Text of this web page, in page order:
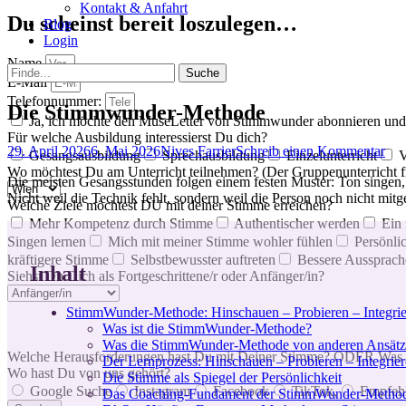
Kontakt & Anfahrt
Blog
Login
bei
der
Suche
Suche
nach:
Die Stimmwunder-Methode
Posted
on
29. April 20266. Mai 2026Autor
Nives FarrierSchreib einen Kommentar
Die meisten Gesangsstunden folgen einem festen Muster: Ton
Nicht weil die Technik fehlt, sondern weil die Person noch nicht
Inhalt
StimmWunder-Methode: Hinschauen – Probieren –
Was ist die StimmWunder-Methode?
Was die StimmWunder-Methode von anderen
Der Lernprozess: Hinschauen – Probieren –
Die Stimme als Spiegel der Persönlichkeit
Das Coaching-Fundament der StimmWunder-
Du scheinst bereit loszulegen…
Name
E-Mail
Telefonnummer:
Ja, ich möchte den MuseLetter von Stimmwunder abonnieren
Für welche Ausbildung interessierst Du dich?
Gesangsausbildung
Sprechausbildung Einzelunterricht
Wo möchtest Du am Unterricht teilnehmen? (Der Gruppenunterricht
Welche Ziele möchtest DU mit deiner Stimme erreichen?
Mehr Kompetenz durch Stimme
Authentischer werden Ein
Singen lernen
Mich mit meiner Stimme wohler fühlen
kräftigere Stimme
Selbstbewusster auftreten
Bessere
Siehst Du Dich als Fortgeschrittene/r oder Anfänger/in?
Welche Herausforderungen hast Du mit Deiner Stimme? ODER
Wo hast Du von uns gehört?
Google Suche
Instagram Facebook TikTok,